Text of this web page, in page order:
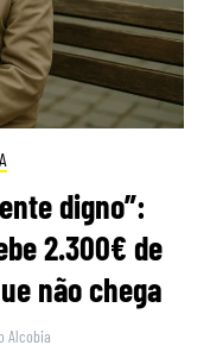
digno”:
2.300€ de
não chega
Alcobia